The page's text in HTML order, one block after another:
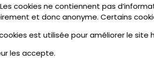
cookies ne contiennent pas
et donc anonyme. Certains
est utilisée pour améliorer le
les accepte.